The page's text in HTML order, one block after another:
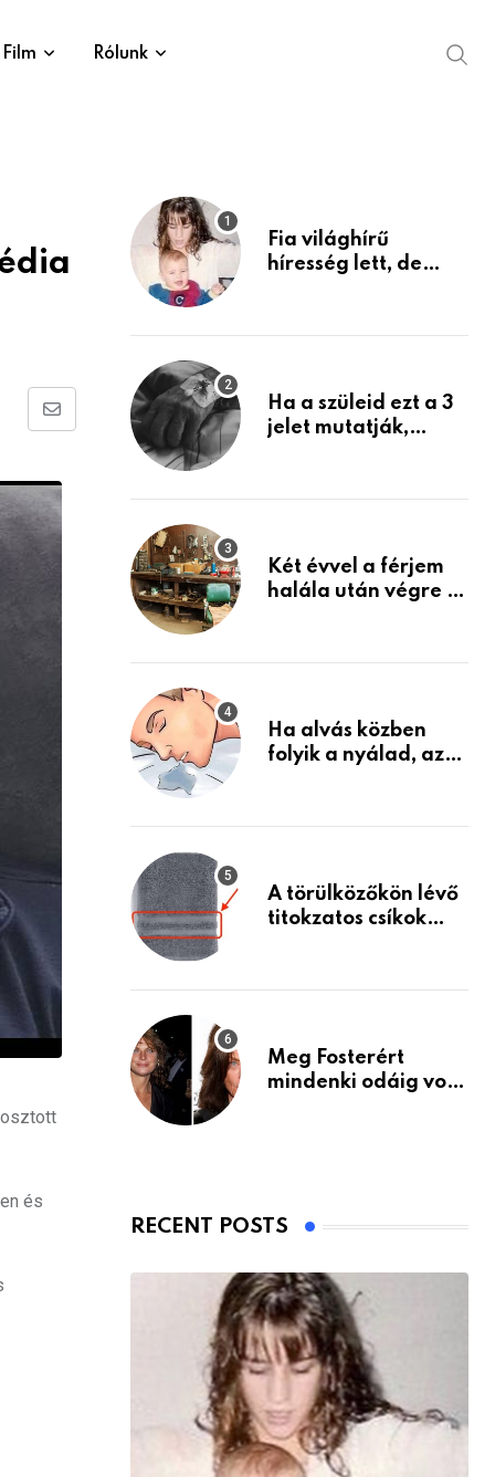
Film Rólunk
Share
Email
osztott
és
Fia világhírű
híresség lett, de
mint azt el tudnád
Ha a szüleid ezt a 3
jelet mutatják,
Készülj fel arra, ami
Két évvel a férjem
halála után végre át
holmiját – amit
életemet
Ha alvás közben
folyik a nyálad, az
A törülközőkön lévő
titokzatos csíkok
Meg Fosterért
mindenki odáig volt
RECENT POSTS